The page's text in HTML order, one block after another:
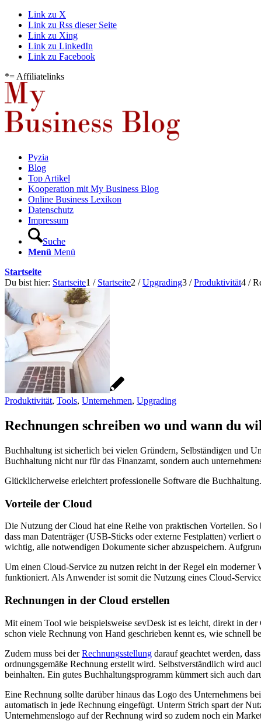
Link zu X
Link zu Rss dieser Seite
Link zu Xing
Link zu LinkedIn
Link zu Facebook
*= Affiliatelinks
Pyzia
Blog
Top Artikel
Kooperation mit My Business Blog
Online Business Lexikon
Datenschutz
Impressum
Suche
Menü Menü
Startseite
Du bist hier: Startseite1 / Startseite2 / Upgrading3 / Produktivität4 /
Produktivität, Tools, Unternehmen, Upgrading
Rechnungen schreiben wo und wann du
Buchhaltung ist sicherlich bei vielen Gründern, Selbständigen und
Buchhaltung nicht nur für das Finanzamt, sondern auch
Glücklicherweise erleichtert professionelle Software die
Vorteile der Cloud
Die Nutzung der Cloud hat eine Reihe von praktischen Vorteilen.
dass man Datenträger (USB-Sticks oder externe Festplatten)
wichtig, alle notwendigen Dokumente sicher abzuspeichern.
Um einen Cloud-Service zu nutzen reicht in der Regel ein
funktioniert. Als Anwender ist somit die Nutzung eines Cloud-
Rechnungen in der Cloud erstellen
Mit einem Tool wie beispielsweise sevDesk ist es leicht, direkt in
schon viele Rechnung von Hand geschrieben kennt es, wie schnell
Zudem muss bei derRechnungsstellung darauf geachtet werden,
ordnungsgemäße Rechnung erstellt wird. Selbstverständlich wird
beinhalten. Ein gutes Buchhaltungsprogramm kümmert sich auch
Eine Rechnung sollte darüber hinaus das Logo des Unternehmens
automatisch in jede Rechnung eingefügt. Unterm Strich spart der
Unternehmenslogo auf der Rechnung wird so zudem noch ein